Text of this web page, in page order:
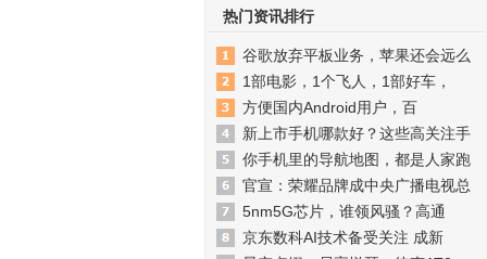
热门资讯排行
谷歌放弃平板业务，苹果还会远么
1部电影，1个飞人，1部好车，
方便国内Android用户，百
新上市手机哪款好？这些高关注手
你手机里的导航地图，都是人家跑
官宣：荣耀品牌成中央广播电视总
5nm5G芯片，谁领风骚？高通
京东数科AI技术备受关注 成新